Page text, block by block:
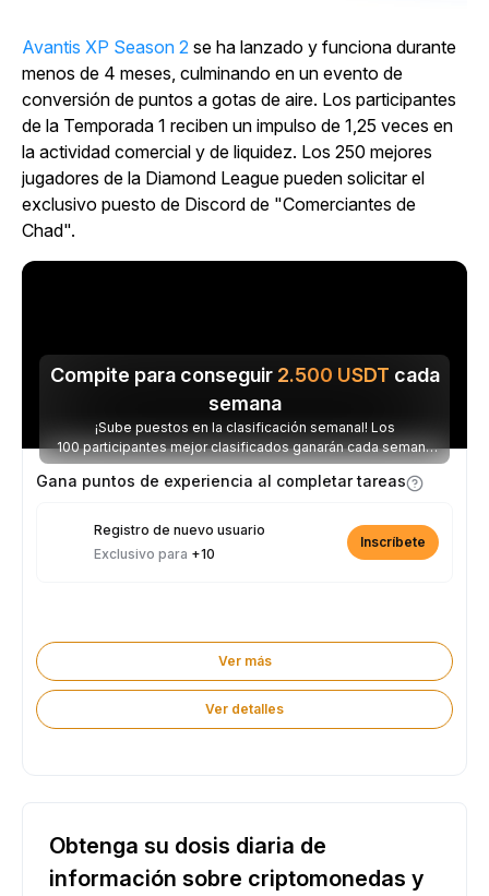
Avantis XP Season 2 se ha lanzado y funciona durante
menos de 4 meses, culminando en un evento de
conversión de puntos a gotas de aire. Los participantes
de la Temporada 1 reciben un impulso de 1,25 veces en
la actividad comercial y de liquidez. Los 250 mejores
jugadores de la Diamond League pueden solicitar el
exclusivo puesto de Discord de "Comerciantes de
Chad".
Compite para conseguir 2.500 USDT cada
semana
¡Sube puestos en la clasificación semanal! Los
100 participantes mejor clasificados ganarán cada semana
parte de los 2.500 USDT disponibles.
Gana puntos de experiencia al completar tareas
Registro de nuevo usuario
Exclusivo para +10
Inscríbete
Ver más
Ver detalles
Obtenga su dosis diaria de
información sobre criptomonedas y